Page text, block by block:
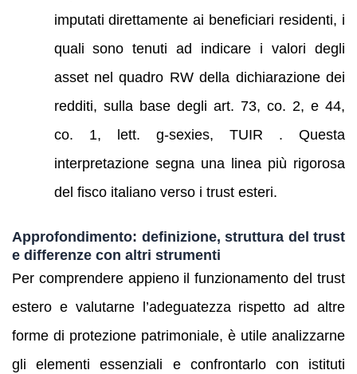
imputati direttamente ai beneficiari residenti, i
quali sono tenuti ad indicare i valori degli
asset nel quadro RW della dichiarazione dei
redditi, sulla base degli art. 73, co. 2, e 44,
co. 1, lett. g-sexies, TUIR . Questa
interpretazione segna una linea più rigorosa
del fisco italiano verso i trust esteri.
Approfondimento: definizione, struttura del trust
e differenze con altri strumenti
Per comprendere appieno il funzionamento del trust
estero e valutarne l’adeguatezza rispetto ad altre
forme di protezione patrimoniale, è utile analizzarne
gli elementi essenziali e confrontarlo con istituti